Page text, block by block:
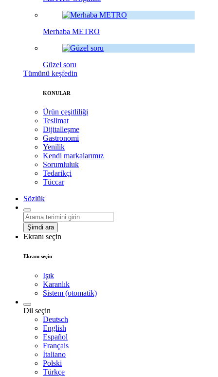
Merhaba METRO
Güzel soru
Tümünü keşfedin
KONULAR
Ürün çeşitliliği
Teslimat
Dijitalleşme
Gastronomi
Yenilik
Kendi markalarımız
Sorumluluk
Tedarikçi
Tüccar
Sözlük
Şimdi ara
Ekranı seçin
Ekranı seçin
Işık
Karanlık
Sistem (otomatik)
Dil seçin
Deutsch
English
Español
Français
İtaliano
Polski
Türkçe